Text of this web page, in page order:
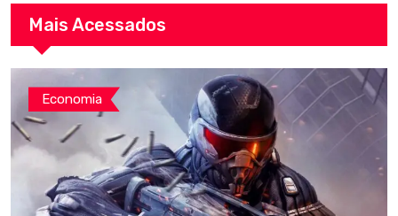
Mais Acessados
Economia